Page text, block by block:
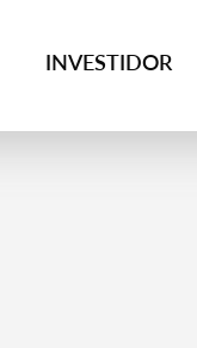
INVESTIDOR